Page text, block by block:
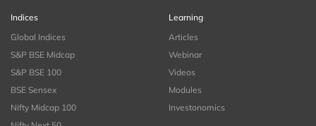
Indices
Global Indices
S&P BSE Midcap
S&P BSE 100
BSE Sensex
Nifty Midcap 100
Learning
Articles
Webinar
Videos
Modules
Investonomics